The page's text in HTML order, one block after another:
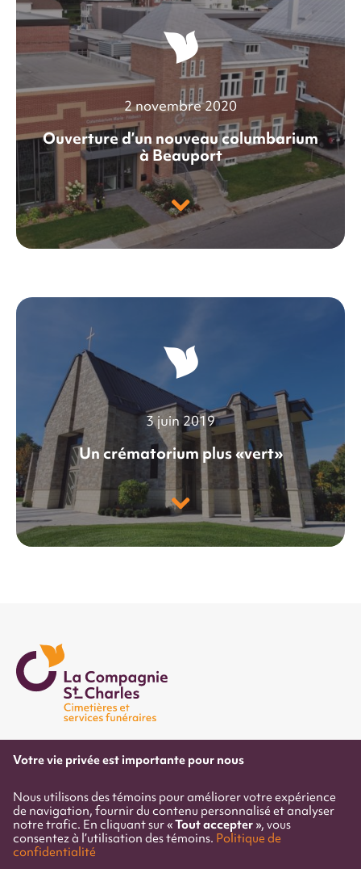
2 novembre 2020
Ouverture d’un nouveau columbarium
à Beauport
3 juin 2019
Un crématorium plus «vert»
Courriel
informations@compagniestcharles.ca
418 688-0566
Votre vie privée est importante pour nous
Nous utilisons des témoins pour améliorer votre expérience
de navigation, fournir du contenu personnalisé et analyser
notre trafic. En cliquant sur «Tout accepter », vous
consentez à l’utilisation des témoins. Politique de
confidentialité